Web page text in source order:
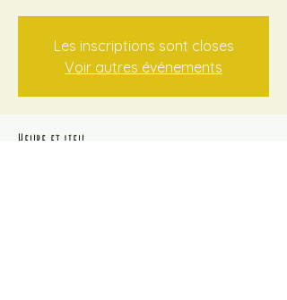
Les inscriptions sont closes
Voir autres événements
Heure et lieu